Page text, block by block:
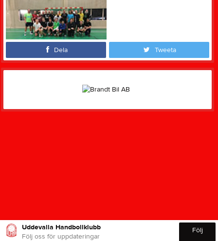
Uddevalla Handbollklubb
Följ oss för uppdateringar
Följ
Dela Tweeta